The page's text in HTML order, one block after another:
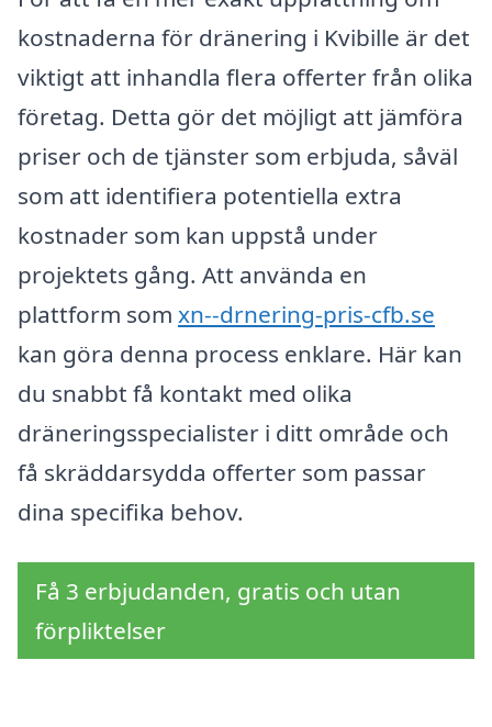
kostnaderna för dränering i Kvibille är det
viktigt att inhandla flera offerter från olika
företag. Detta gör det möjligt att jämföra
priser och de tjänster som erbjuda, såväl
som att identifiera potentiella extra
kostnader som kan uppstå under
projektets gång. Att använda en
plattform som xn--drnering-pris-cfb.se
kan göra denna process enklare. Här kan
du snabbt få kontakt med olika
dräneringsspecialister i ditt område och
få skräddarsydda offerter som passar
dina specifika behov.
Få 3 erbjudanden, gratis och utan
förpliktelser